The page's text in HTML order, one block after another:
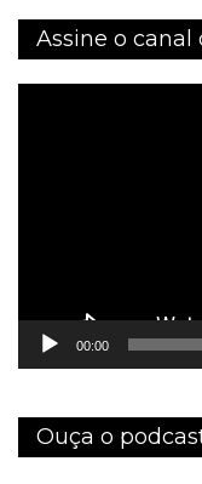
Assine o canal
00:00
Ouça o